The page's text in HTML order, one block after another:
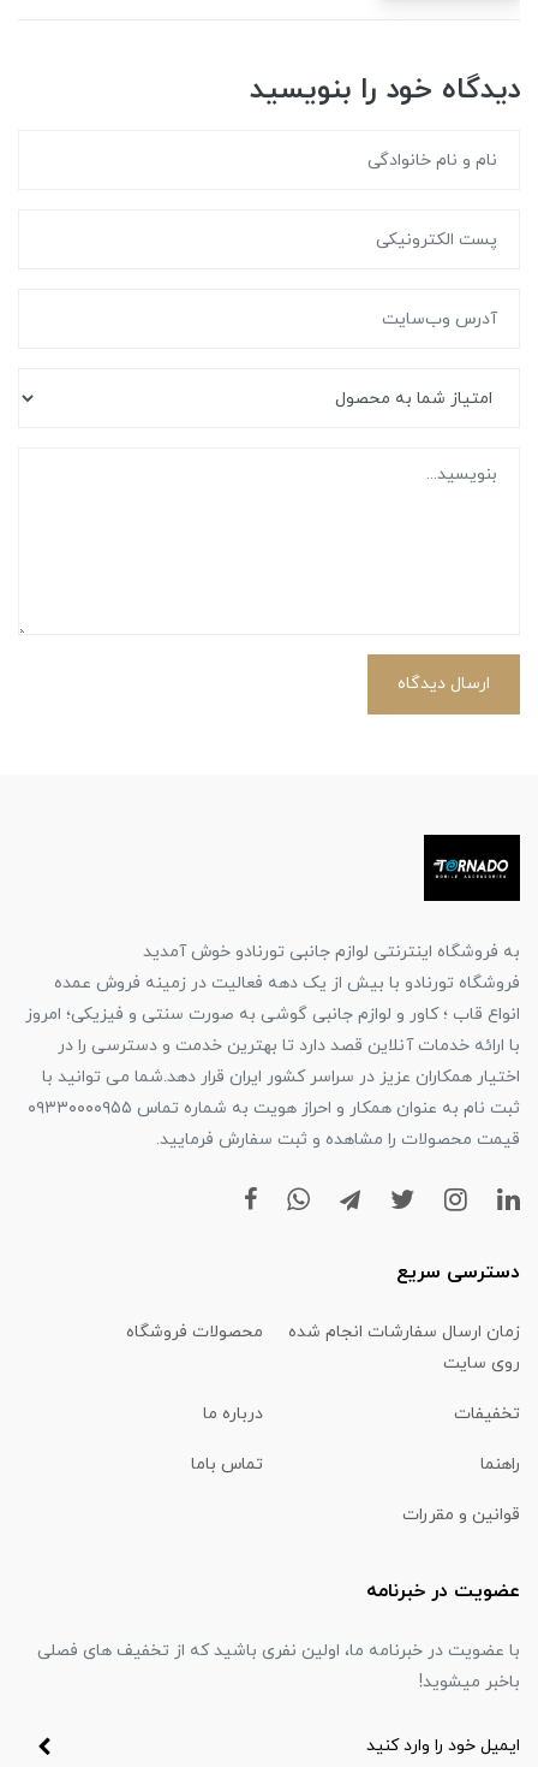
دیدگاه خود را بنویسید
ارسال دیدگاه
به فروشگاه اینترنتی لوازم جانبی تورنادو خوش آمدید
فروشگاه تورنادو با بیش از یک دهه فعالیت در زمینه فروش عمده
انواع قاب ؛ کاور و لوازم جانبی گوشی به صورت سنتی و فیزیکی؛ امروز
با ارائه خدمات آنلاین قصد دارد تا بهترین خدمت و دسترسی را در
اختیار همکاران عزیز در سراسر کشور ایران قرار دهد.شما می توانید با
ثبت نام به عنوان همکار و احراز هویت به شماره تماس ۰۹۳۳۰۰۰۰۹۵۵
قیمت محصولات را مشاهده و ثبت سفارش فرمایید.
دسترسی سریع
زمان ارسال سفارشات انجام شده
روی سایت
محصولات فروشگاه
تخفیفات درباره ما
راهنما تماس باما
قوانین و مقررات
عضویت در خبرنامه
با عضویت در خبرنامه ما، اولین نفری باشید که از تخفیف های فصلی
باخبر میشوید!